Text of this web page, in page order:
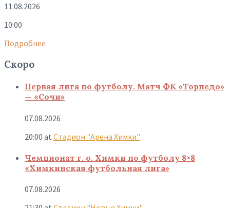
11.08.2026
10:00
Подробнее
Скоро
Первая лига по футболу. Матч ФК «Торпедо»
— «Сочи»
07.08.2026
20:00 at Стадион "Арена Химки"
Чемпионат г. о. Химки по футболу 8×8
«Химкинская футбольная лига»
07.08.2026